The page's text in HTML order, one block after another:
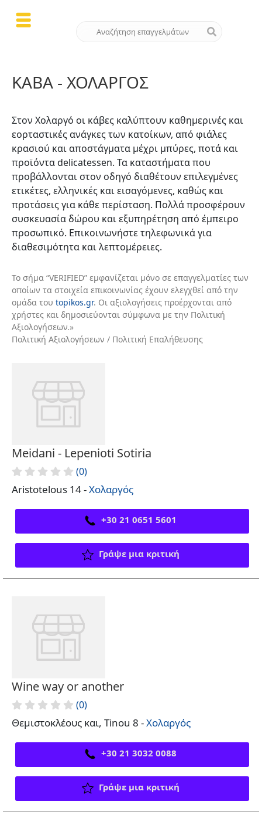
ΚΆΒΑ - ΧΟΛΑΡΓΌΣ
Στον Χολαργό οι κάβες καλύπτουν καθημερινές και
εορταστικές ανάγκες των κατοίκων, από φιάλες
κρασιού και αποστάγματα μέχρι μπύρες, ποτά και
προϊόντα delicatessen. Τα καταστήματα που
προβάλλονται στον οδηγό διαθέτουν επιλεγμένες
ετικέτες, ελληνικές και εισαγόμενες, καθώς και
προτάσεις για κάθε περίσταση. Πολλά προσφέρουν
συσκευασία δώρου και εξυπηρέτηση από έμπειρο
προσωπικό. Επικοινωνήστε τηλεφωνικά για
διαθεσιμότητα και λεπτομέρειες.
Το σήμα “VERIFIED” εμφανίζεται μόνο σε επαγγελματίες των
οποίων τα στοιχεία επικοινωνίας έχουν ελεγχθεί από την
ομάδα του topikos.gr. Οι αξιολογήσεις προέρχονται από
χρήστες και δημοσιεύονται σύμφωνα με την Πολιτική
Αξιολογήσεων.»
Πολιτική Αξιολογήσεων / Πολιτική Επαλήθευσης
Meidani - Lepenioti Sotiria
(0)
Aristotelous 14 -Χολαργός
+30 21 0651 5601
Γράψε μια κριτική
Wine way or another
(0)
Θεμιστοκλέους και, Tinou 8 -Χολαργός
+30 21 3032 0088
Γράψε μια κριτική